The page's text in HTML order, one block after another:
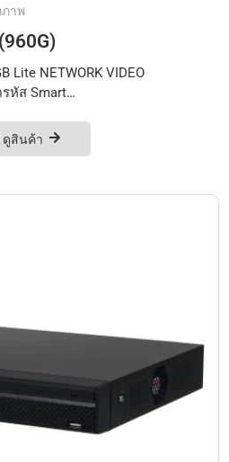
าพ
Lite NETWORK VIDEO
รหัส Smart…
ดูสินค้า